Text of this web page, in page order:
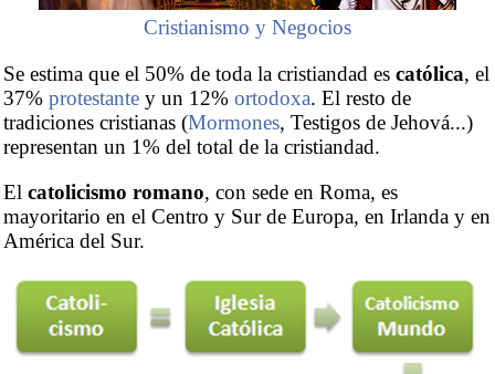
Cristianismo y Negocios
Se estima que el 50% de toda la cristiandad es católica, el
37% protestante y un 12% ortodoxa. El resto de
tradiciones cristianas (Mormones, Testigos de Jehová...)
representan un 1% del total de la cristiandad.
El catolicismo romano, con sede en Roma, es
mayoritario en el Centro y Sur de Europa, en Irlanda y en
América del Sur.